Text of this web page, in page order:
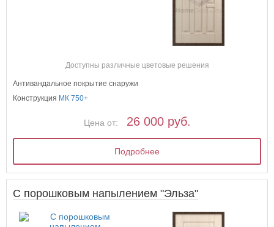
Доступны различные цветовые решения
Антивандальное покрытие снаружи
Конструкция МК 750+
Цена от: 26 000 руб.
Подробнее
С порошковым напылением "Эльза"